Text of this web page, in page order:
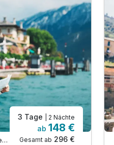
Moniga del Garda, Gardasee Lombardei
3 Tage | 2 Nächte
ab 148 €
Gesamt ab 296 €